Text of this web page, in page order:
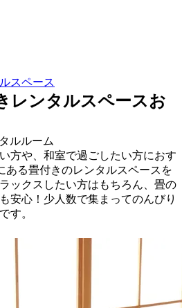
スペース
レンタルスペースお
ルルーム
方や、和室で過ごしたい方におす
ある畳付きのレンタルスペースを
ックスしたい方はもちろん、畳の
安心！少人数で集まってのんびり
す。